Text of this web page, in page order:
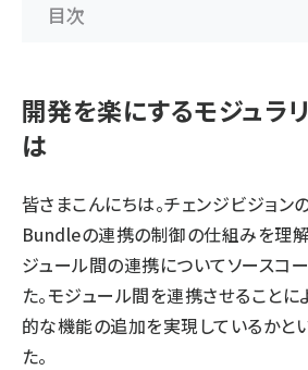
目次
開発を楽にするモジュラ
は
皆さまこんにちは。チェンジビジョン
Bundleの連携の制御の仕組みを理解
ジュール間の連携についてソースコ
た。モジュール間を連携させることに
的な機能の追加を実現しているかと
た。